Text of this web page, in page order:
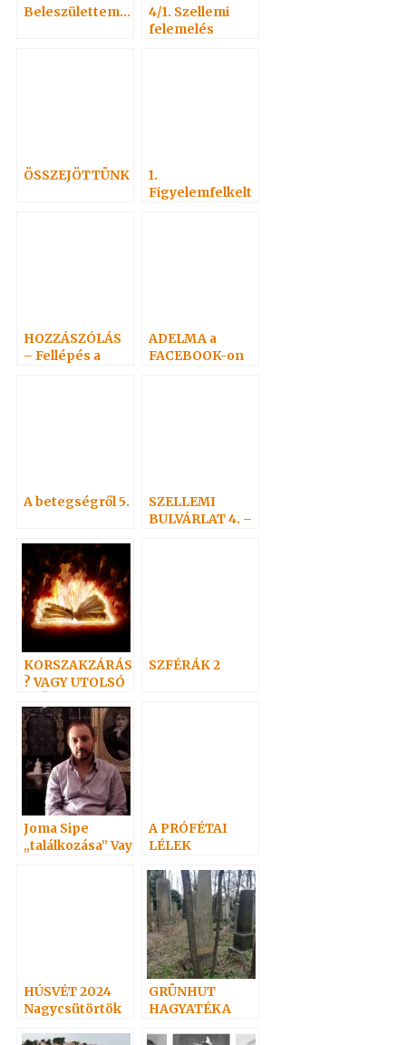
Beleszülettem…
4/1. Szellemi
felemelés
ÖSSZEJÖTTÜNK
1.
Figyelemfelkelt
HOZZÁSZÓLÁS
– Fellépés a
ADELMA a
FACEBOOK-on
A betegségről 5.
SZELLEMI
BULVÁRLAT 4. –
KORSZAKZÁRÁS
? VAGY UTOLSÓ
SZFÉRÁK 2
Joma Sipe
„találkozása” Vay
A PRÓFÉTAI
LÉLEK
HÚSVÉT 2024
Nagycsütörtök
GRÜNHUT
HAGYATÉKA